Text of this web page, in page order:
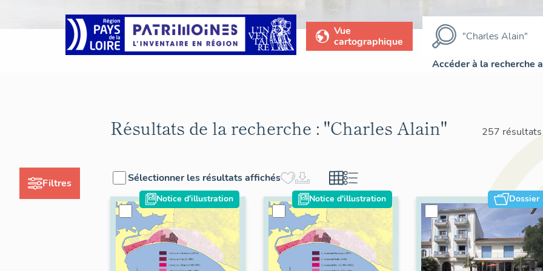
Vue
cartographique
Accéder à la recherche
Filtres
Résultats de la recherche : "Charles Alain" 257 résultats
Sélectionner les résultats affichés
Notice d'illustration Notice d'illustration Dossier